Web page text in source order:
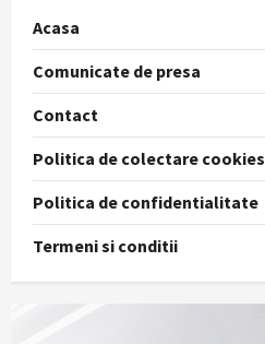
Acasa
Comunicate de presa
Contact
Politica de colectare cookies
Politica de confidentialitate
Termeni si conditii